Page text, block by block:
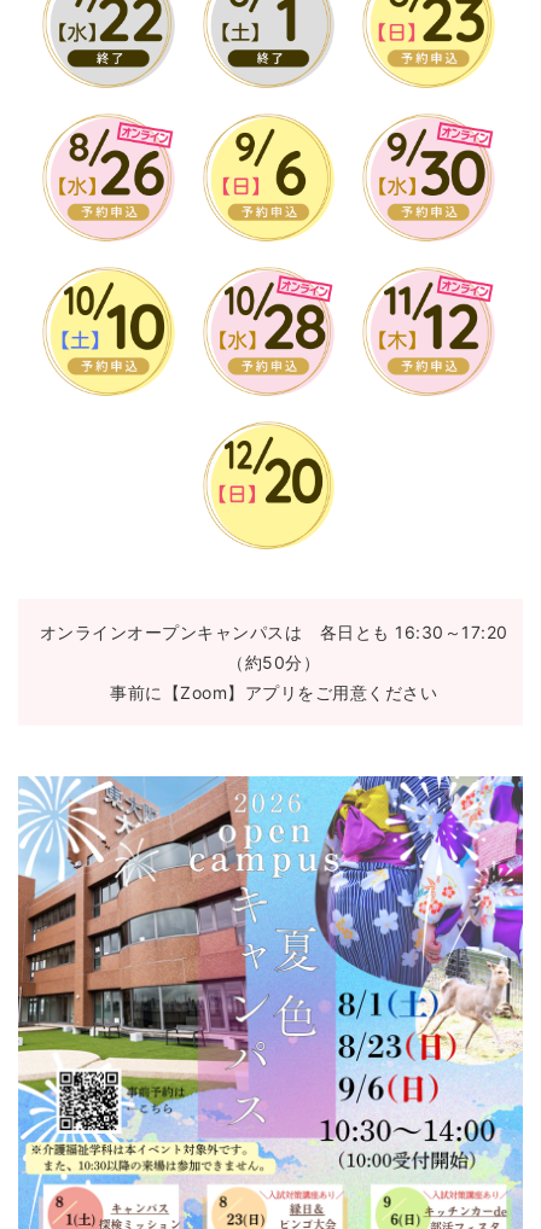
オンラインオープンキャンパスは 各日とも 16:30～17:20
（約50分）
事前に【Zoom】アプリをご用意ください